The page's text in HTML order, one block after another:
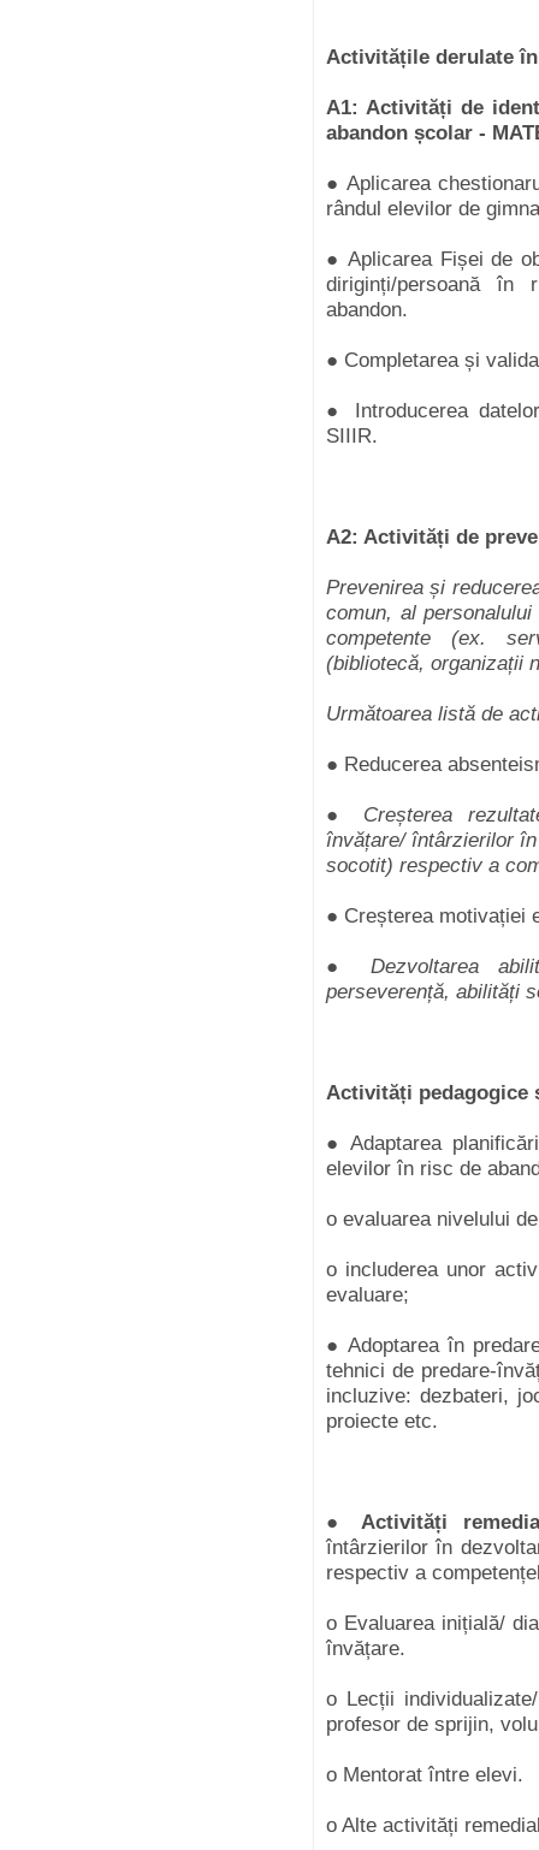
Activitățile derulate
A1: Activități de
abandon școlar -
● Aplicarea
rândul elevilor de
● Aplicarea Fișei de
diriginți/persoană
abandon.
● Completarea și
● Introducerea
SIIIR.
A2: Activități de
Prevenirea și
comun, al
competente (ex.
(bibliotecă, organizații
Următoarea listă de
● Reducerea
● Creșterea
învățare/ întârzierilor
socotit) respectiv a
● Creșterea motivației
● Dezvoltarea
perseverență, abilități
Activități
● Adaptarea
elevilor în risc de
o evaluarea nivelului
o includerea unor
evaluare;
● Adoptarea în
tehnici de predare-
incluzive: dezbateri,
proiecte etc.
●Activități
întârzierilor în
respectiv a
o Evaluarea inițială/
învățare.
o Lecții
profesor de sprijin,
o Mentorat între elevi.
o Alte activități